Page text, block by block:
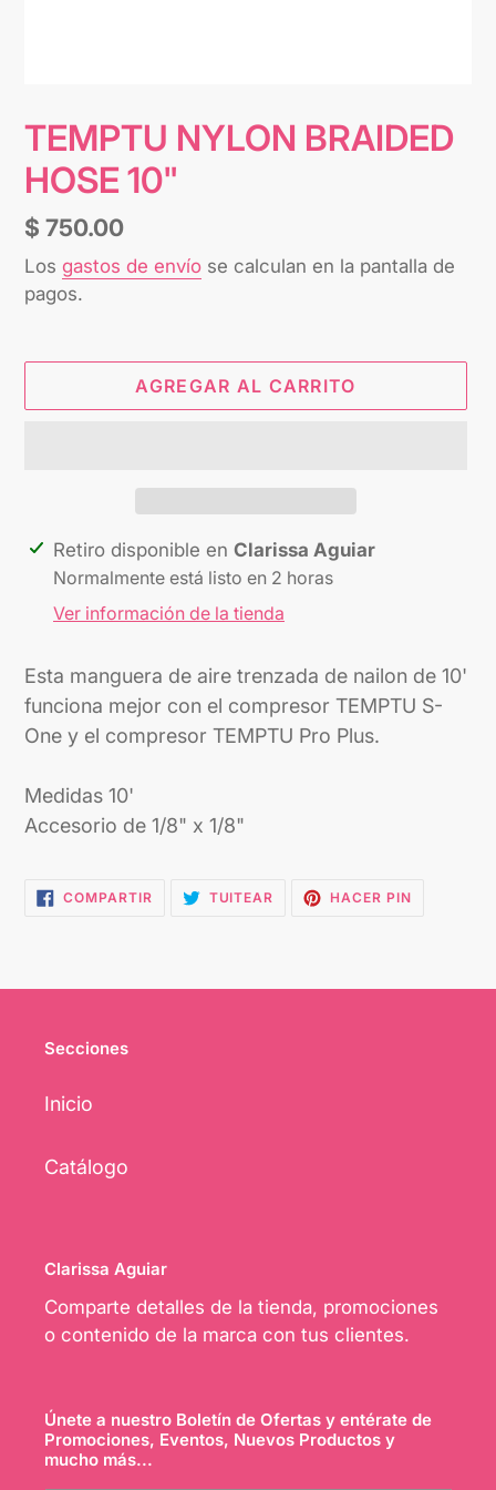
TEMPTU NYLON BRAIDED
HOSE 10"
Precio
habitual
$ 750.00
Los gastos de envío se calculan en la pantalla de
pagos.
AGREGAR AL CARRITO
Agregando
producto
carrito
Retiro disponible en Clarissa Aguiar
Normalmente está listo en 2 horas
Ver información de la tienda
Esta manguera de aire trenzada de nailon de 10'
funciona mejor con el compresor TEMPTU S-
One y el compresor TEMPTU Pro Plus.
Medidas 10'
Accesorio de 1/8" x 1/8"
COMPARTIRCOMPARTIR
EN
TUITEAR TUITEARHACER PINPINEAR
EN
Secciones
Inicio
Catálogo
Clarissa Aguiar
Comparte detalles de la tienda, promociones
o contenido de la marca con tus clientes.
Únete a nuestro Boletín de Ofertas y entérate de
Promociones, Eventos, Nuevos Productos y
mucho más...